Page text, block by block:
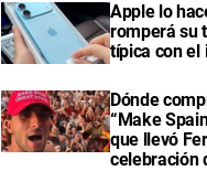
Apple lo
romperá su
típica con el
Dónde
“Make
que llevó
celebración